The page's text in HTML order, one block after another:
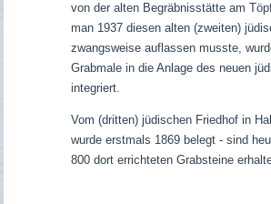
von der alten Begräbnisstätte am
man 1937 diesen alten (zweiten)
zwangsweise auflassen musste,
Grabmale in die Anlage des neuen
integriert.
Vom (dritten) jüdischen Friedhof in
wurde erstmals 1869 belegt - sind
800 dort errichteten Grabsteine